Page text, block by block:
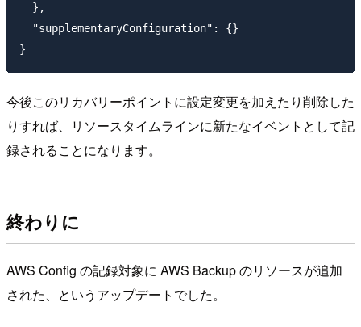
  },
  "supplementaryConfiguration": {}
今後このリカバリーポイントに設定変更を加えたり削除した
りすれば、リソースタイムラインに新たなイベントとして記
録されることになります。
終わりに
AWS Config の記録対象に AWS Backup のリソースが追加
された、というアップデートでした。